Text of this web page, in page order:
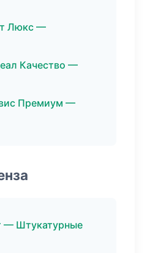
Люкс —
Качество —
Премиум —
— Штукатурные